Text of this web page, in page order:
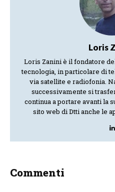
Loris
Loris Zanini è il fondatore
tecnologia, in particolare di
via satellite e radiofonia.
successivamente si
continua a portare avanti la
sito web di Dtti anche le
Commenti